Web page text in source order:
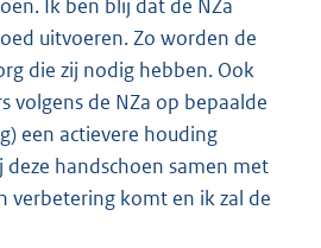
Ik ben blij dat de NZa
uitvoeren. Zo worden de
die zij nodig hebben. Ook
volgens de NZa op bepaalde
een actievere houding
handschoen samen met
verbetering komt en ik zal de